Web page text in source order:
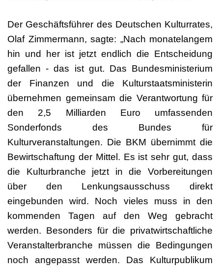
Der Geschäftsführer des Deutschen Kulturrates,
Olaf Zimmermann, sagte: „Nach monatelangem
hin und her ist jetzt endlich die Entscheidung
gefallen - das ist gut. Das Bundesministerium
der Finanzen und die Kulturstaatsministerin
übernehmen gemeinsam die Verantwortung für
den 2,5 Milliarden Euro umfassenden
Sonderfonds des Bundes für
Kulturveranstaltungen. Die BKM übernimmt die
Bewirtschaftung der Mittel. Es ist sehr gut, dass
die Kulturbranche jetzt in die Vorbereitungen
über den Lenkungsausschuss direkt
eingebunden wird. Noch vieles muss in den
kommenden Tagen auf den Weg gebracht
werden. Besonders für die privatwirtschaftliche
Veranstalterbranche müssen die Bedingungen
noch angepasst werden. Das Kulturpublikum